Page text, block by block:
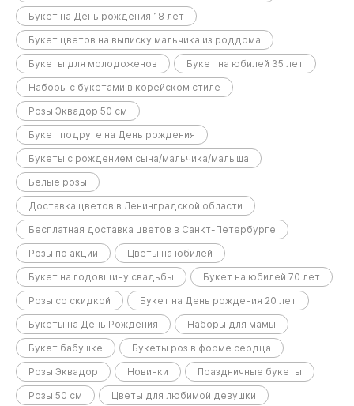
Букет на День рождения 18 лет
Букет цветов на выписку мальчика из роддома
Букеты для молодоженов
Букет на юбилей 35 лет
Наборы с букетами в корейском стиле
Розы Эквадор 50 см
Букет подруге на День рождения
Букеты с рождением сына/мальчика/малыша
Белые розы
Доставка цветов в Ленинградской области
Бесплатная доставка цветов в Санкт-Петербурге
Розы по акции
Цветы на юбилей
Букет на годовщину свадьбы
Букет на юбилей 70 лет
Розы со скидкой
Букет на День рождения 20 лет
Букеты на День Рождения
Наборы для мамы
Букет бабушке
Букеты роз в форме сердца
Розы Эквадор
Новинки
Праздничные букеты
Розы 50 см
Цветы для любимой девушки